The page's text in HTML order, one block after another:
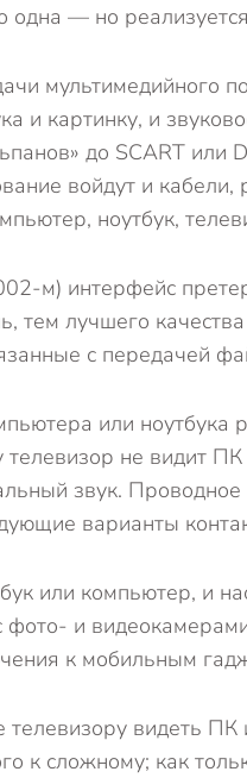
одна — но
мультимедийного
и картинку, и
до SCART
войдут и
ноутбук,
м) интерфейс
тем лучшего
с передачей
или ноутбука
телевизор не видит
звук.
варианты
или компьютер, и
фото- и
к мобильным
видеть ПК
к сложному; как